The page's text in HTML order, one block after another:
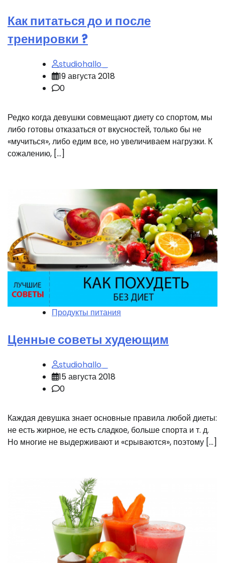
Как питаться до и после
тренировки ?
studiohallo_
19 августа 2018
0
Редко когда девушки совмещают диету со спортом, мы
либо готовы отказаться от вкусностей, только бы не
«мучиться», либо едим все, но увеличиваем нагрузки. К
сожалению, […]
Продукты питания
Ценные советы худеющим
studiohallo_
15 августа 2018
0
Каждая девушка знает основные правила любой диеты:
не есть жирное, не есть сладкое, больше спорта и т. д.
Но многие не выдерживают и «срываются», поэтому […]